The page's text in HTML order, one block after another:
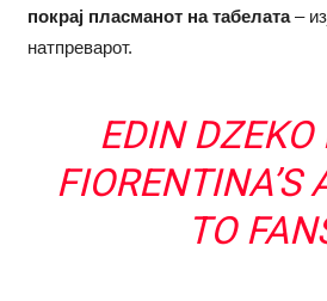
покрај пласманот на табелата–
натпреварот.
EDIN DZEKO
FIORENTINA’S
TO